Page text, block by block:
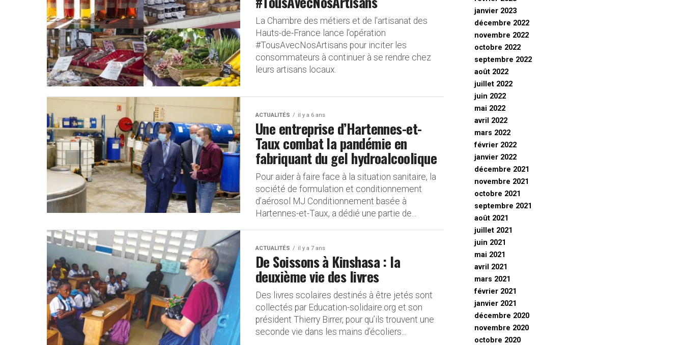
La Chambre des métiers et de l'artisanat des
Hauts-de-France lance l'opération
#TousAvecNosArtisans pour inciter les
consommateurs à continuer à se rendre chez
leurs artisans locaux.
ACTUALITÉS il y a 6 ans
Une entreprise d’Hartennes-et-
Taux combat la pandémie en
fabriquant du gel hydroalcoolique
Pour aider à faire face à la situation sanitaire, la
société de formulation et conditionnement
d’aérosol MJ Conditionnement basée à
Hartennes-et-Taux, a dédié une partie de...
ACTUALITÉS il y a 7 ans
De Soissons à Kinshasa : la
deuxième vie des livres
Des livres scolaires destinés à être jetés sont
collectés par Education-solidaire.org et son
président Thierry Birrer, pour qu’ils trouvent une
seconde vie dans les mains d’écoliers...
janvier 2023
décembre 2022
novembre 2022
octobre 2022
septembre 2022
août 2022
juillet 2022
juin 2022
mai 2022
avril 2022
mars 2022
février 2022
janvier 2022
décembre 2021
novembre 2021
octobre 2021
septembre 2021
août 2021
juillet 2021
juin 2021
mai 2021
avril 2021
mars 2021
février 2021
janvier 2021
décembre 2020
novembre 2020
octobre 2020